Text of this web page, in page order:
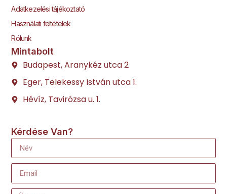
Adatkezelési tájékoztató
Használati feltételek
Rólunk
Mintabolt
Budapest, Aranykéz utca 2
Eger, Telekessy István utca 1.
Hévíz, Tavirózsa u. 1.
Kérdése Van?